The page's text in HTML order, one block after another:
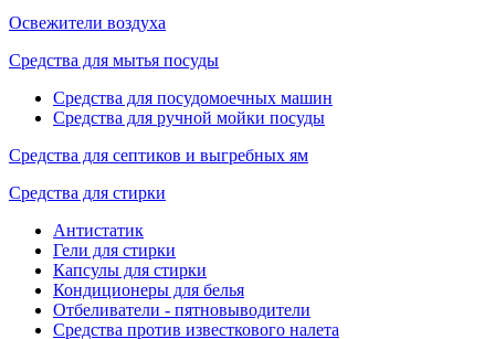
Освежители воздуха
Средства для мытья посуды
Средства для посудомоечных машин
Средства для ручной мойки посуды
Средства для септиков и выгребных ям
Средства для стирки
Антистатик
Гели для стирки
Капсулы для стирки
Кондиционеры для белья
Отбеливатели - пятновыводители
Средства против известкового налета